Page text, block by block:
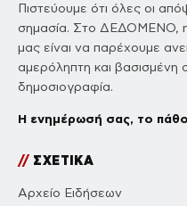
Πιστεύουμε ότι όλες οι
σημασία. Στο ΔΕΔΟΜΕΝΟ,
μας είναι να παρέχουμε
αμερόληπτη και βασισμένη
δημοσιογραφία.
Η ενημέρωσή σας, το
//ΣΧΕΤΙΚΑ
Αρχείο Ειδήσεων